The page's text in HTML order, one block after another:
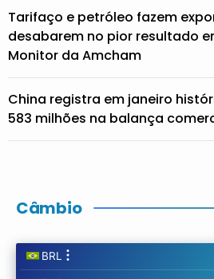
Tarifaço e petróleo fazem
desabarem no pior resultado
Monitor da Amcham
China registra em janeiro
583 milhões na balança
Câmbio